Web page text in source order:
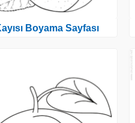
Boyama Sayfası